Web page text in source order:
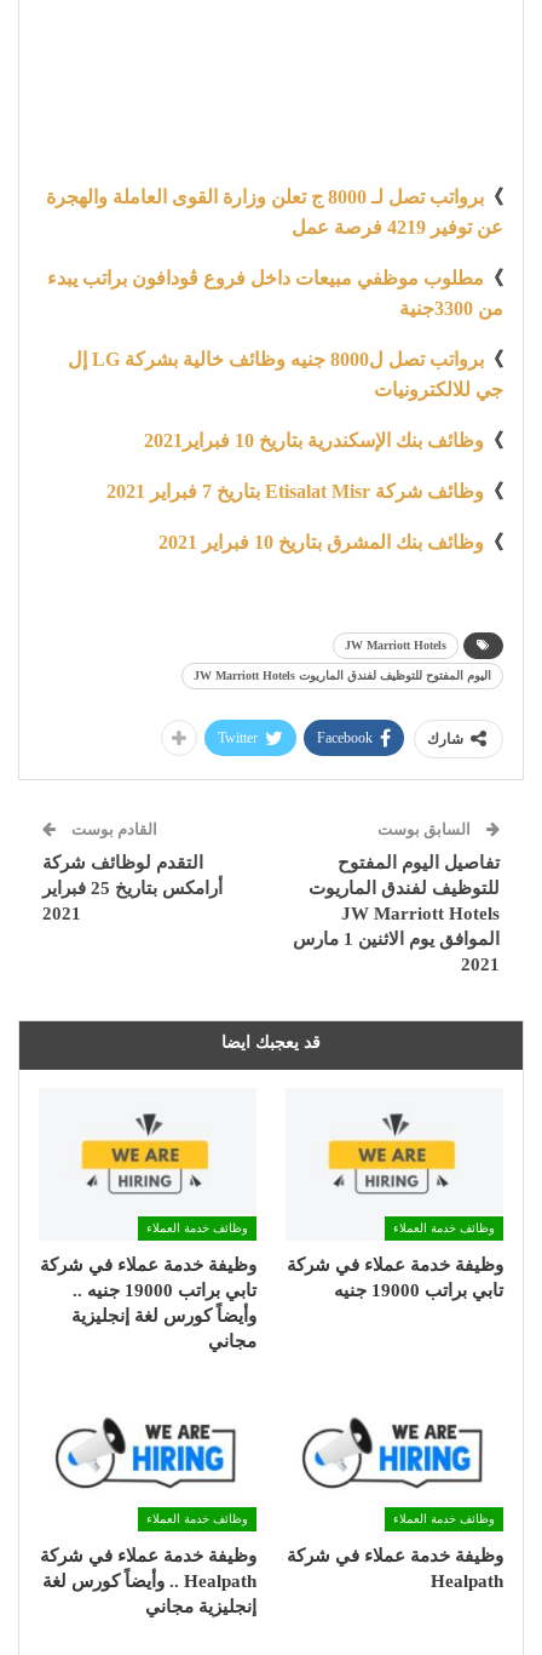
》
برواتب تصل لـ 8000 ج تعلن وزارة القوى العاملة والهجرة
عن توفير 4219 فرصة عمل
》 مطلوب موظفي مبيعات داخل فروع ڤودافون براتب يبدء
من 3300جنية
》
برواتب تصل ل8000 جنيه وظائف خالية بشركة LG إل
جي للالكترونيات
》 وظائف بنك الإسكندرية بتاريخ 10 فبراير2021
》 وظائف شركة Etisalat Misr بتاريخ 7 فبراير 2021
》 وظائف بنك المشرق بتاريخ 10 فبراير 2021
JW Marriott Hotels
اليوم المفتوح للتوظيف لفندق الماريوت JW Marriott Hotels
شارك Facebook
Twitter
السابق بوست
تفاصيل اليوم المفتوح
للتوظيف لفندق الماريوت
JW Marriott Hotels
الموافق يوم الاثنين 1 مارس
2021
القادم بوست
التقدم لوظائف شركة
أرامكس بتاريخ 25 فبراير
2021
قد يعجبك ايضا
وظائف خدمة العملاء
وظيفة خدمة عملاء في شركة
تابي براتب 19000 جنيه
وظائف خدمة العملاء
وظيفة خدمة عملاء في شركة
تابي براتب 19000 جنيه ..
وأيضاً كورس لغة إنجليزية
مجاني
وظائف خدمة العملاء
وظيفة خدمة عملاء في شركة
Healpath
وظائف خدمة العملاء
وظيفة خدمة عملاء في شركة
Healpath .. وأيضاً كورس لغة
إنجليزية مجاني